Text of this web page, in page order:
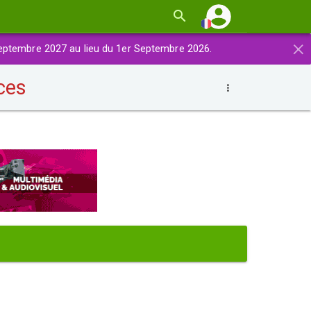
×
2027 au lieu du 1er Septembre 2026.